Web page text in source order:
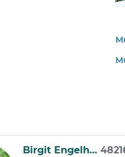
Birgit Engelhardt